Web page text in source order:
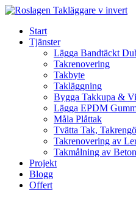
Skip
contentStart
Tjänster
Lägga Bandtäckt
Takrenovering
Takbyte
Takläggning
Bygga Takkupa &
Lägga EPDM
Måla Plåttak
Tvätta Tak,
Takrenovering av
Takmålning av
Projekt
Blogg
Offert